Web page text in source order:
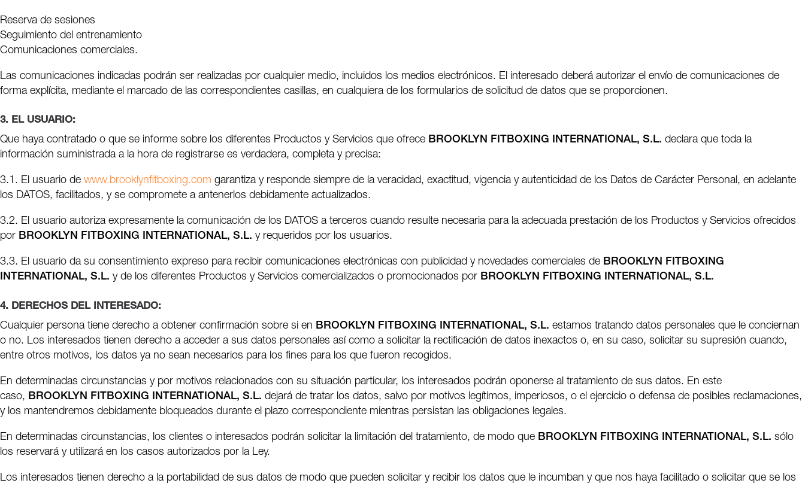
Reserva de sesiones
Seguimiento del entrenamiento
Comunicaciones comerciales.
Las comunicaciones indicadas podrán ser realizadas por cualquier medio, incluidos los medios electrónicos. El interesado deberá autorizar el envío de comunicaciones de
forma explícita, mediante el marcado de las correspondientes casillas, en cualquiera de los formularios de solicitud de datos que se proporcionen.
3. EL USUARIO:
Que haya contratado o que se informe sobre los diferentes Productos y Servicios que ofrece BROOKLYN FITBOXING INTERNATIONAL, S.L. declara que toda la
información suministrada a la hora de registrarse es verdadera, completa y precisa:
3.1. El usuario de www.brooklynfitboxing.com garantiza y responde siempre de la veracidad, exactitud, vigencia y autenticidad de los Datos de Carácter Personal, en adelante
los DATOS, facilitados, y se compromete a antenerlos debidamente actualizados.
3.2. El usuario autoriza expresamente la comunicación de los DATOS a terceros cuando resulte necesaria para la adecuada prestación de los Productos y Servicios ofrecidos
por BROOKLYN FITBOXING INTERNATIONAL, S.L. y requeridos por los usuarios.
3.3. El usuario da su consentimiento expreso para recibir comunicaciones electrónicas con publicidad y novedades comerciales de BROOKLYN FITBOXING
INTERNATIONAL, S.L. y de los diferentes Productos y Servicios comercializados o promocionados por BROOKLYN FITBOXING INTERNATIONAL, S.L.
4. DERECHOS DEL INTERESADO:
Cualquier persona tiene derecho a obtener confirmación sobre si en BROOKLYN FITBOXING INTERNATIONAL, S.L. estamos tratando datos personales que le conciernan
o no. Los interesados tienen derecho a acceder a sus datos personales así como a solicitar la rectificación de datos inexactos o, en su caso, solicitar su supresión cuando,
entre otros motivos, los datos ya no sean necesarios para los fines para los que fueron recogidos.
En determinadas circunstancias y por motivos relacionados con su situación particular, los interesados podrán oponerse al tratamiento de sus datos. En este
caso, BROOKLYN FITBOXING INTERNATIONAL, S.L. dejará de tratar los datos, salvo por motivos legítimos, imperiosos, o el ejercicio o defensa de posibles reclamaciones,
y los mantendremos debidamente bloqueados durante el plazo correspondiente mientras persistan las obligaciones legales.
En determinadas circunstancias, los clientes o interesados podrán solicitar la limitación del tratamiento, de modo que BROOKLYN FITBOXING INTERNATIONAL, S.L. sólo
los reservará y utilizará en los casos autorizados por la Ley.
Los interesados tienen derecho a la portabilidad de sus datos de modo que pueden solicitar y recibir los datos que le incumban y que nos haya facilitado o solicitar que se los